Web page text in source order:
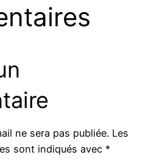
ne sera pas publiée. Les
sont indiqués avec *